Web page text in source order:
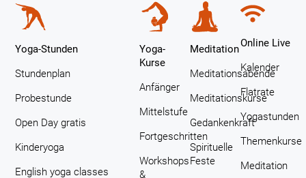
Yoga-Stunden
Stundenplan
Probestunde
Open Day gratis
Kinderyoga
English yoga classes
Yoga-
Kurse
Anfänger
Mittelstufe
Fortgeschritten
Workshops
&
Meditation
Meditationsabende
Meditationskurse
Gedankenkraft
Spirituelle
Feste
Online Live
Kalender
Flatrate
Yogastunden
Themenkurse
Meditation